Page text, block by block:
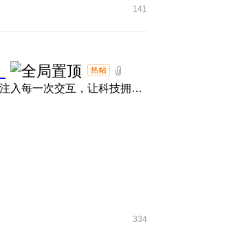
141
大家期待的MagicOS 11内测现已正式拉开帷幕！ 全新流光通透，将真实的流光注入每一次交互，让科技拥有呼吸的灵动 ...
334